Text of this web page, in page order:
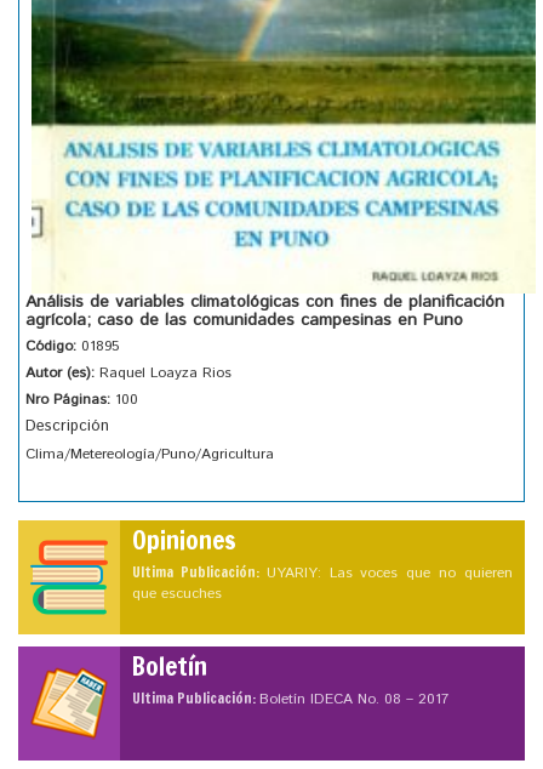
Análisis de variables climatológicas con fines de planificación
agrícola; caso de las comunidades campesinas en Puno
Código: 01895
Autor (es): Raquel Loayza Rios
Nro Páginas: 100
Descripción
Clima/Metereología/Puno/Agricultura
Opiniones
Ultima Publicación: UYARIY: Las voces que no quieren
que escuches
Boletín
Ultima Publicación:Boletín IDECA No. 08 – 2017